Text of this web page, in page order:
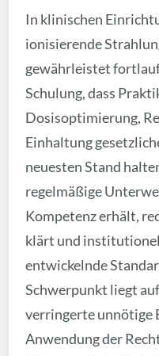
In klinischen
ionisierende
gewährleistet
Schulung, dass
Dosisoptimierung,
Einhaltung
neuesten Stand
regelmäßige
Kompetenz erhält,
klärt und
entwickelnde
Schwerpunkt liegt
verringerte unnötige
Anwendung der